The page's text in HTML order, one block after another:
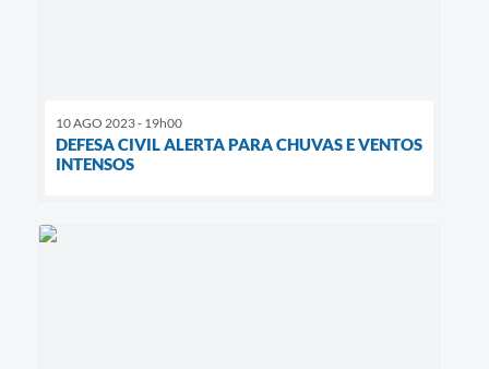
10 AGO 2023 - 19h00
DEFESA CIVIL ALERTA PARA CHUVAS E VENTOS
INTENSOS